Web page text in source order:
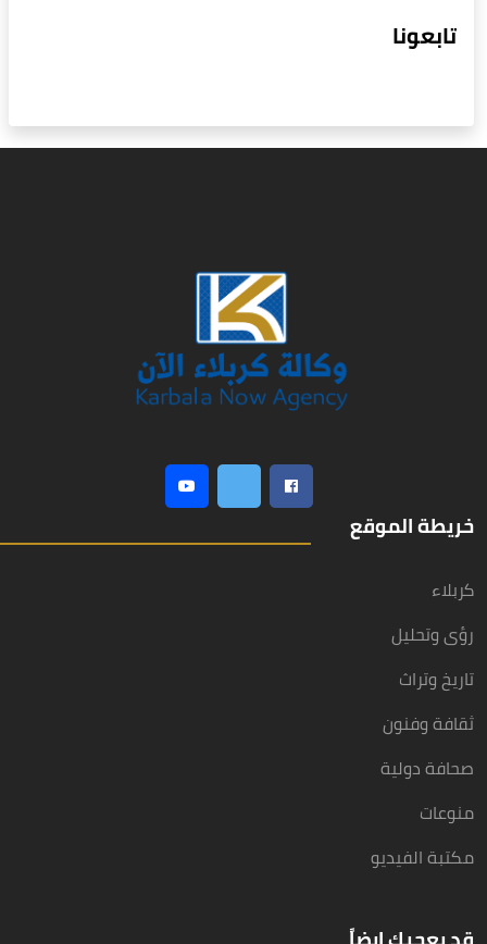
تابعونا
خريطة الموقع
كربلاء
رؤى وتحليل
تاريخ وتراث
ثقافة وفنون
صحافة دولية
منوعات
مكتبة الفيديو